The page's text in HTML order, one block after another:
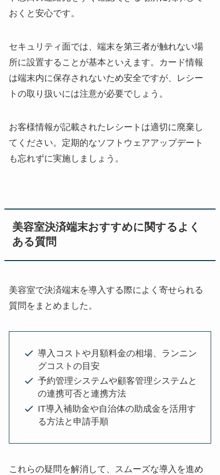
おくと安心です。
セキュリティ面では、端末を第三者が触れない場
所に設置することが基本といえます。カード情報
は端末内に保存されないため安全ですが、レシー
トの取り扱いには注意が必要でしょう。
お客様情報が記載されたレシートは適切に廃棄し
てください。定期的なソフトウェアアップデート
も忘れずに実施しましょう。
美容室決済端末おすすめに関するよく
ある質問
美容室で決済端末を導入する際によく寄せられる
質問をまとめました。
導入コストや月額料金の相場、ランニン
グコストの目安
予約管理システムや顧客管理システムと
の連携可否と連携方法
IT導入補助金や自治体の助成金を活用す
る方法と申請手順
これらの疑問を解消して、スムーズな導入を進め